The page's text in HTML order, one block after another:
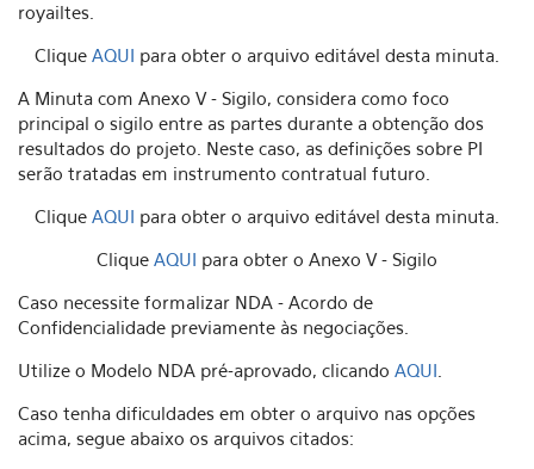
royailtes.
Clique AQUI para obter o arquivo editável desta minuta.
A Minuta com Anexo V - Sigilo, considera como foco
principal o sigilo entre as partes durante a obtenção dos
resultados do projeto. Neste caso, as definições sobre PI
serão tratadas em instrumento contratual futuro.
Clique AQUI para obter o arquivo editável desta minuta.
Clique AQUI para obter o Anexo V - Sigilo
Caso necessite formalizar NDA - Acordo de
Confidencialidade previamente às negociações.
Utilize o Modelo NDA pré-aprovado, clicando AQUI
Caso tenha dificuldades em obter o arquivo nas opções
acima, segue abaixo os arquivos citados: